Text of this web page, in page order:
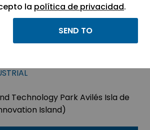
DE
S.L.
Technology Park Avilés Isla de
Island)
la política de privacidad.